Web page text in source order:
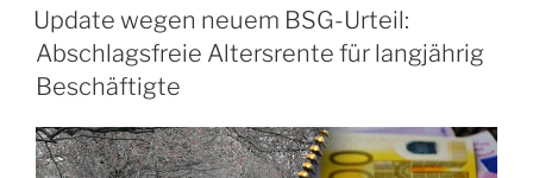
AM
Update wegen neuem BSG-Urteil:
Abschlagsfreie Altersrente für langjährig
Beschäftigte